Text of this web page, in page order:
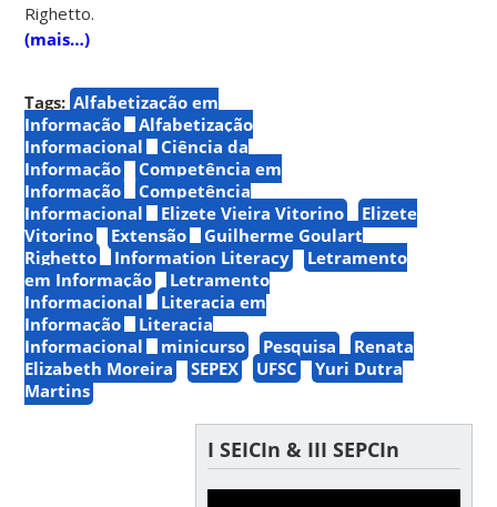
Righetto.
(mais…)
Tags: Alfabetização em
Informação
Alfabetização
Informacional
Ciência da
Informação
Competência em
Informação
Competência
Informacional
Elizete Vieira Vitorino
Elizete
Vitorino
Extensão
Guilherme Goulart
Righetto
Information Literacy
Letramento
em Informação
Letramento
Informacional
Literacia em
Informação
Literacia
Informacional
minicurso Pesquisa
Renata
Elizabeth Moreira
SEPEX UFSC
Yuri Dutra
Martins
I SEICIn & III SEPCIn